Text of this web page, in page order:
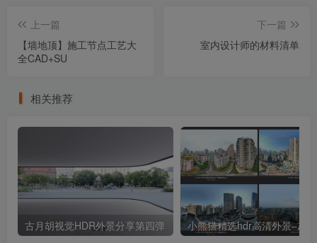
上一篇
【墙地顶】施工节点工艺大
全CAD+SU
下一篇
室内设计师的材料清单
相关推荐
古月胡视觉HDR外景分享第四弹